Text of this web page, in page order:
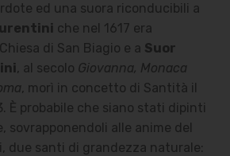
ed una suora riconducibili a
che nel 1617 era
di San Biagio e a Suor
, al secolo Giovanna, Monaca
, morì in concetto di Santità il
È probabile che siano stati dipinti
sovrapponendoli alle anime del
due santi di grandezza naturale: